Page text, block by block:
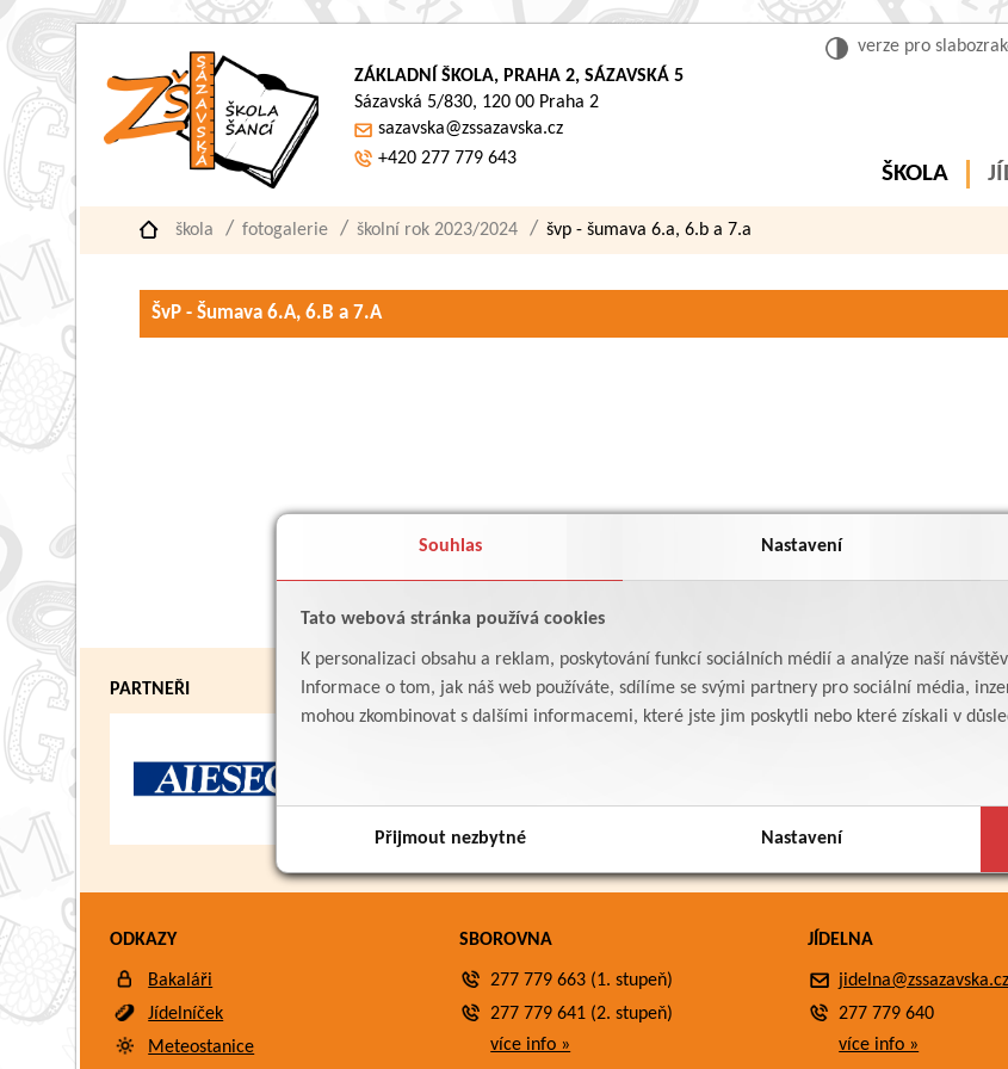
Souhlas Nastavení
Tato webová stránka používá cookies
K personalizaci obsahu a reklam, poskytování funkcí sociálních médií a analýze naší
Informace o tom, jak náš web používáte, sdílíme se svými partnery pro sociální média,
mohou zkombinovat s dalšími informacemi, které jste jim poskytli nebo které získali v
Přijmout nezbytné Nastavení
verze pro
ZÁKLADNÍ ŠKOLA, PRAHA 2, SÁZAVSKÁ 5
Sázavská 5/830, 120 00 Praha 2
sazavska@zssazavska.cz
+420 277 779 643
ŠKOLA
škola fotogalerie školní rok 2023/2024 švp - šumava 6.a, 6.b a 7.a
ŠvP - Šumava 6.A, 6.B a 7.A
PARTNEŘI
ODKAZY
Bakaláři
Jídelníček
Meteostanice
SBOROVNA
277 779 663 (1. stupeň)
277 779 641 (2. stupeň)
více info »
JÍDELNA
jidelna@zssazavska.cz
277 779 640
více info »